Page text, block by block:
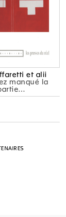
et alii
manqué la